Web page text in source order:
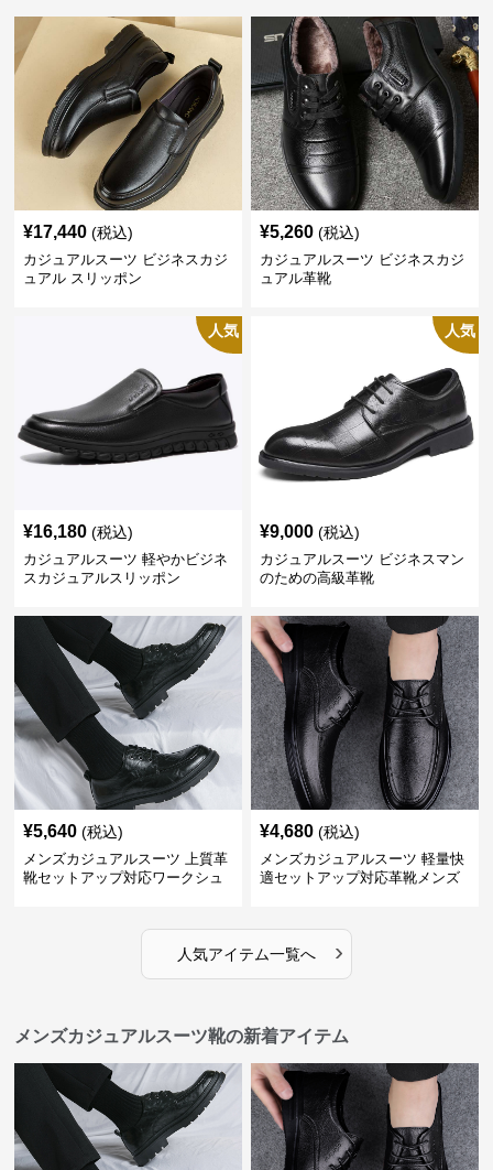
¥17,440 (税込)
カジュアルスーツ ビジネスカジ
ュアル スリッポン
¥5,260 (税込)
カジュアルスーツ ビジネスカジ
ュアル革靴
人気
¥16,180 (税込)
カジュアルスーツ 軽やかビジネ
スカジュアルスリッポン
人気
¥9,000 (税込)
カジュアルスーツ ビジネスマン
のための高級革靴
¥5,640 (税込)
メンズカジュアルスーツ 上質革
靴セットアップ対応ワークシュ
¥4,680 (税込)
メンズカジュアルスーツ 軽量快
適セットアップ対応革靴メンズ
人気アイテム一覧へ ›
メンズカジュアルスーツ靴の新着アイテム